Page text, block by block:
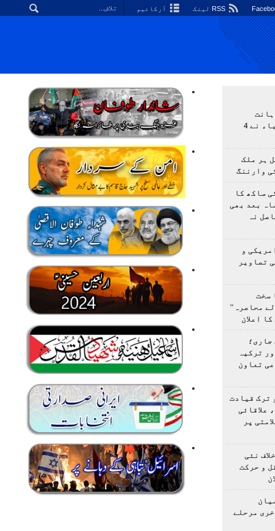
آرکائیو
اولمپیاڈ؛ ایرانی طلباء نے 4
ہر ملک
وارننگ
ساکھ کا
بعد بھی
نہ
و
تصاویر
سخت
محاصرہ"
اعلان
جاری؛
ترکیہ
تعاون
ترک قیادت
علاقائی
پر
نئی
و حرکت
مرحلے